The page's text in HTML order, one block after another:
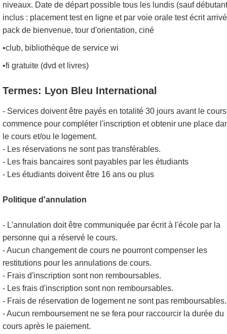
niveaux. Date de départ possible tous les lundis (sauf
inclus : placement test en ligne et par voie orale test écrit
pack de bienvenue, tour d'orientation, ciné
•club, bibliothèque de service wi
•fi gratuite (dvd et livres)
Termes: Lyon Bleu International
- Services doivent être payés en totalité 30 jours avant le cours
commence pour compléter l'inscription et obtenir une place
le cours et/ou le logement.
- Les réservations ne sont pas transférables.
- Les frais bancaires sont payables par les étudiants
- Les étudiants doivent être 16 ans ou plus
Politique d'annulation
- L'annulation doit être communiquée par écrit à l'école par la
personne qui a réservé le cours.
- Aucun changement de cours ne pourront compenser les
restitutions pour les annulations de cours.
- Frais d'inscription sont non remboursables.
- Les frais d'inscription sont non remboursables.
- Frais de réservation de logement ne sont pas remboursables.
- Aucun remboursement ne se fera pour raccourcir la durée du
cours après le paiement.